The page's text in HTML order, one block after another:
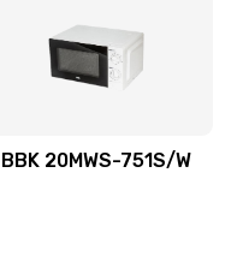
BBK 20MWS-751S/W